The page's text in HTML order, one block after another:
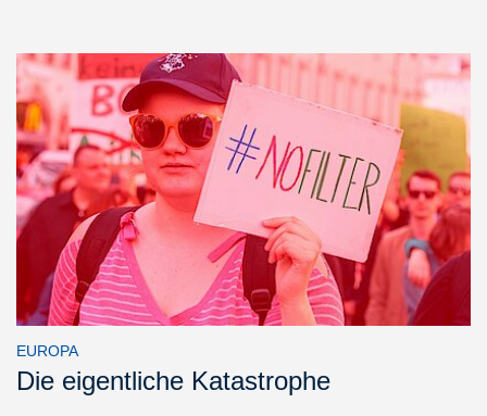
EUROPA
Die eigentliche Katastrophe